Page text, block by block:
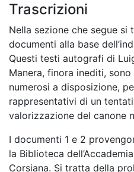
Trascrizioni
Nella sezione che segue si
documenti alla base
Questi testi autografi di
Manera, finora inediti,
numerosi a disposizione,
rappresentativi di un
valorizzazione del canone
I documenti 1 e 2
la Biblioteca
Corsiana. Si tratta della